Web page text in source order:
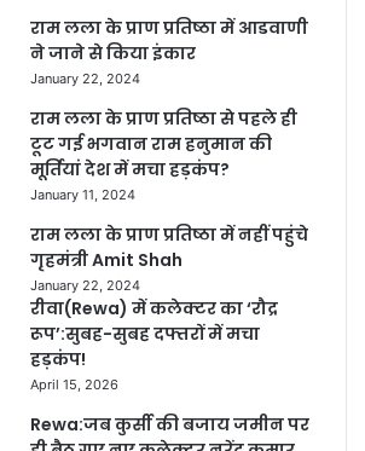
राम लला के प्राण प्रतिष्ठा में आडवाणी
ने जाने से किया इंकार
January 22, 2024
राम लला के प्राण प्रतिष्ठा से पहले ही
टूट गई भगवान राम हनुमान की
मूर्तियां देश में मचा हड़कंप?
January 11, 2024
राम लला के प्राण प्रतिष्ठा में नहीं पहुंचे
गृहमंत्री Amit Shah
January 22, 2024
रीवा(Rewa) में कलेक्टर का ‘रौद्र
रूप’:सुबह-सुबह दफ्तरों में मचा
हड़कंप!
April 15, 2026
Rewa:जब कुर्सी की बजाय जमीन पर